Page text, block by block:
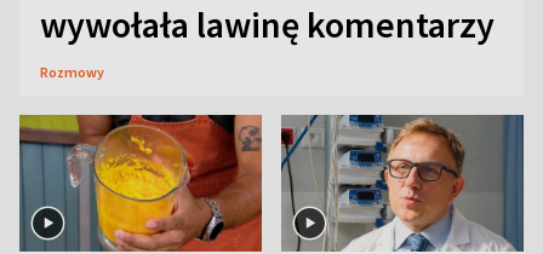
wywołała lawinę komentarzy
Rozmowy